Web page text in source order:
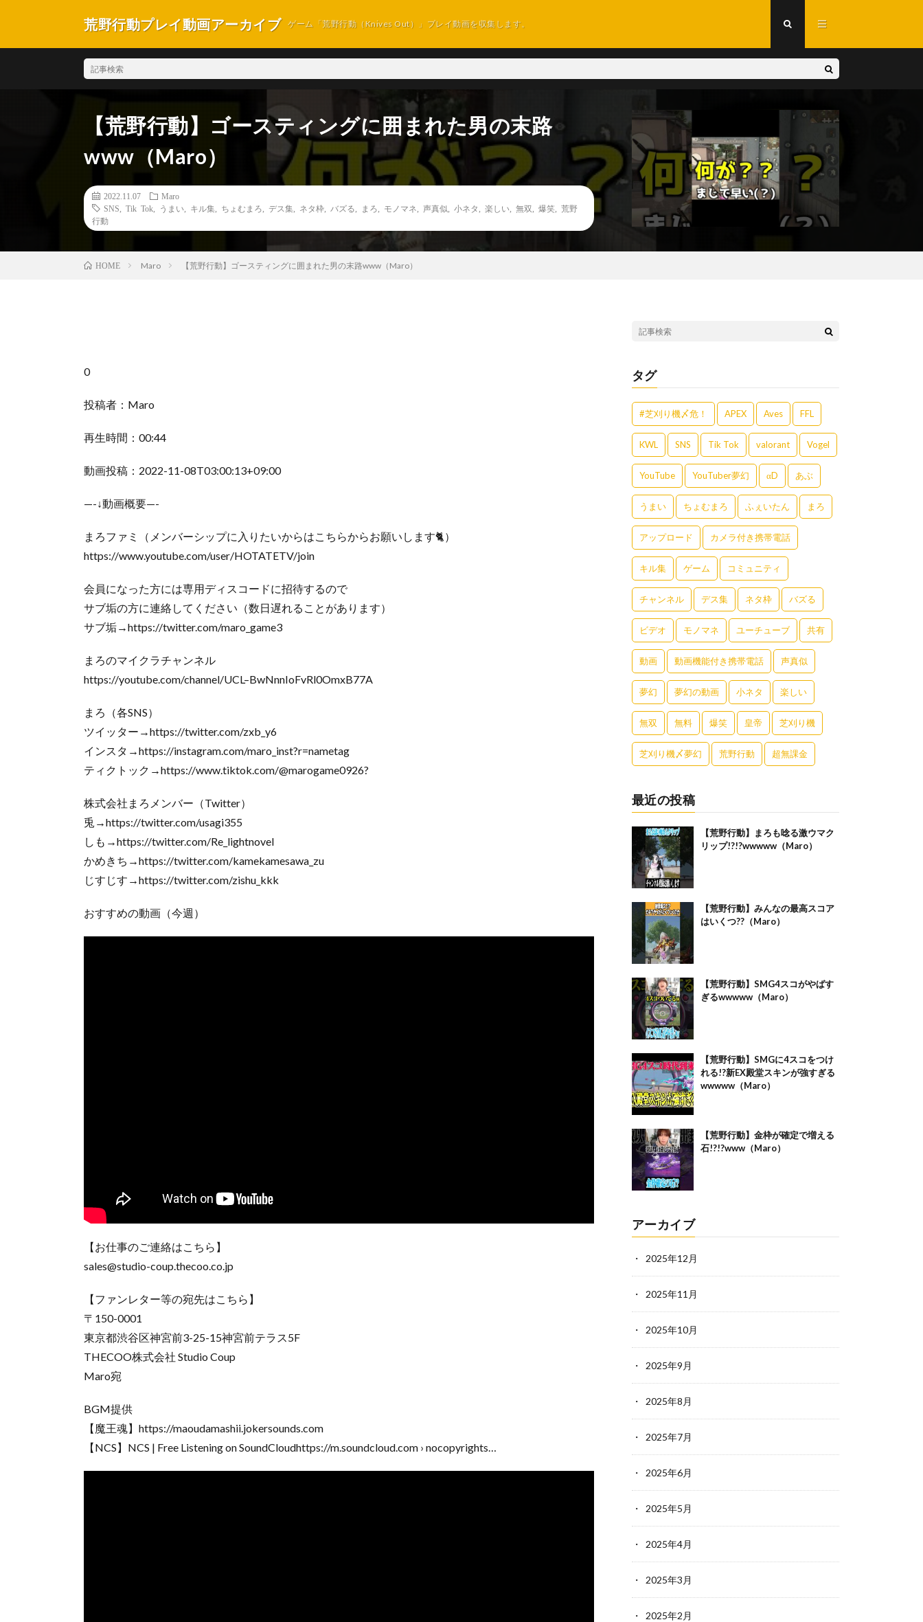
荒野行動プレイ動画アーカイブ ゲーム「荒野行動（Knives Out）」プレイ動画を収集します。
【荒野行動】ゴースティングに囲まれた男の末路
www（Maro）
2022.11.07
Maro
SNS
Tik Tok うまい キル集 ちょむまろ デス集 ネタ枠 バズる まろ モノマネ 声真似 小ネタ 楽しい 無双 爆笑
荒野
行動
HOME Maro 【荒野行動】ゴースティングに囲まれた男の末路www（Maro）
0
投稿者：Maro
再生時間：00:44
動画投稿：2022-11-08T03:00:13+09:00
—-↓動画概要—-
まろファミ（メンバーシップに入りたいからはこちらからお願いします🐈）
https://www.youtube.com/user/HOTATETV/join
会員になった方には専用ディスコードに招待するので
サブ垢の方に連絡してください（数日遅れることがあります）
サブ垢→https://twitter.com/maro_game3
まろのマイクラチャンネル
https://youtube.com/channel/UCL–BwNnnIoFvRl0OmxB77A
まろ（各SNS）
ツイッター→https://twitter.com/zxb_y6
インスタ→https://instagram.com/maro_inst?r=nametag
ティクトック→https://www.tiktok.com/@marogame0926?
株式会社まろメンバー（Twitter）
兎→https://twitter.com/usagi355
しも→https://twitter.com/Re_lightnovel
かめきち→https://twitter.com/kamekamesawa_zu
じすじす→https://twitter.com/zishu_kkk
おすすめの動画（今週）
【お仕事のご連絡はこちら】
sales@studio-coup.thecoo.co.jp
【ファンレター等の宛先はこちら】
〒150-0001
東京都渋谷区神宮前3-25-15神宮前テラス5F
THECOO株式会社 Studio Coup
Maro宛
BGM提供
【魔王魂】https://maoudamashii.jokersounds.com
【NCS】NCS | Free Listening on SoundCloudhttps://m.soundcloud.com › nocopyrights…
タグ
#芝刈り機〆危！ APEX Aves FFL
KWL SNS Tik Tok valorant Vogel
YouTube YouTuber夢幻 αD あぶ
うまい ちょむまろ ふぇいたん まろ
アップロード カメラ付き携帯電話
キル集 ゲーム コミュニティ
チャンネル デス集 ネタ枠 バズる
ビデオ モノマネ ユーチューブ 共有
動画 動画機能付き携帯電話 声真似
夢幻 夢幻の動画 小ネタ 楽しい
無双 無料 爆笑 皇帝 芝刈り機
芝刈り機〆夢幻 荒野行動 超無課金
最近の投稿
【荒野行動】まろも唸る激ウマク
リップ!?!?wwwww（Maro）
【荒野行動】みんなの最高スコア
はいくつ??（Maro）
【荒野行動】SMG4スコがやばす
ぎるwwwww（Maro）
【荒野行動】SMGに4スコをつけ
れる!?新EX殿堂スキンが強すぎる
wwwww（Maro）
【荒野行動】金枠が確定で増える
石!?!?www（Maro）
アーカイブ
2025年12月
2025年11月
2025年10月
2025年9月
2025年8月
2025年7月
2025年6月
2025年5月
2025年4月
2025年3月
2025年2月